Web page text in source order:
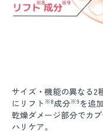
サイズ・機能の異なる2
にリフト ※8成分※9を追加
乾燥ダメージ部分でカ
ハリケア。